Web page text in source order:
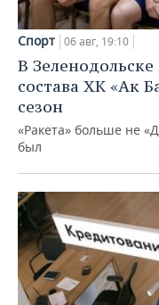
Спорт 06 авг, 19:10
В
состава ХК «Ак
сезон
«Ракета» больше не
был